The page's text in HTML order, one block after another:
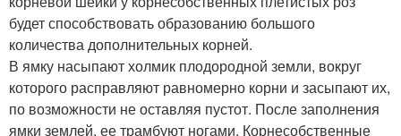
будет способствовать образованию большого
количества дополнительных корней.
В ямку насыпают холмик плодородной земли, вокруг
которого расправляют равномерно корни и засыпают их,
по возможности не оставляя пустот. После заполнения
ямки землей, ее трамбуют ногами. Корнесобственные